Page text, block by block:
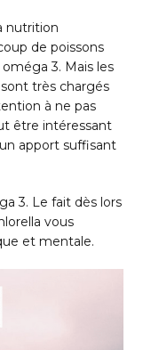
nutrition
de poissons
3. Mais les
très chargés
à ne pas
être intéressant
apport suffisant
3. Le fait dès lors
vous
et mentale.